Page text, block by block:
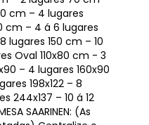
cm – 4 lugares
cm – 4 á 6 lugares
lugares 150 cm – 10
Oval 110x80 cm - 3
– 4 lugares 160x90
198x122 – 8
244x137 – 10 á 12
SAARINEN: (As